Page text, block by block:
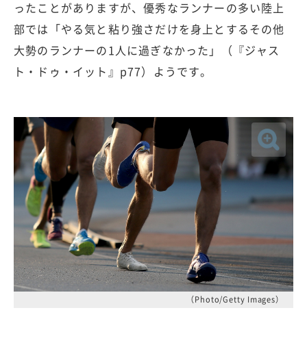
ったことがありますが、優秀なランナーの多い陸上
部では「やる気と粘り強さだけを身上とするその他
大勢のランナーの1人に過ぎなかった」（『ジャス
ト・ドゥ・イット』p77）ようです。
（Photo/Getty Images）